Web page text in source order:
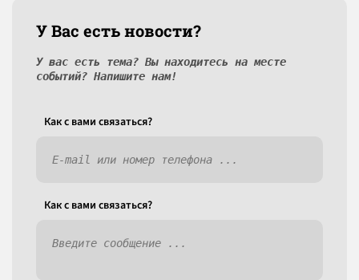
У Вас есть новости?
У вас есть тема? Вы находитесь на месте
событий? Напишите нам!
Как c вами связаться?
Как c вами связаться?